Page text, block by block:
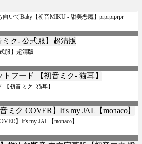
いてBaby【初音MIKU - 甜美恶魔】prprprprpr
服】超清版
【初音ミク- 猫耳】
】It's my JAL【monaco】